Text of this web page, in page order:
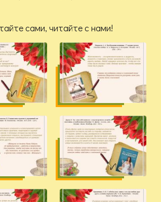
сами, читайте с нами!